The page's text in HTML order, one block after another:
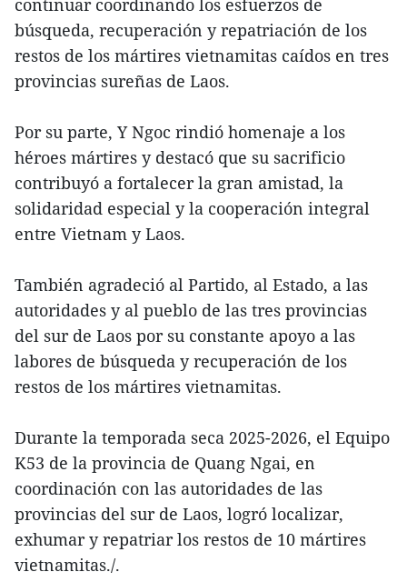
continuar coordinando los esfuerzos de
búsqueda, recuperación y repatriación de los
restos de los mártires vietnamitas caídos en tres
provincias sureñas de Laos.
Por su parte, Y Ngoc rindió homenaje a los
héroes mártires y destacó que su sacrificio
contribuyó a fortalecer la gran amistad, la
solidaridad especial y la cooperación integral
entre Vietnam y Laos.
También agradeció al Partido, al Estado, a las
autoridades y al pueblo de las tres provincias
del sur de Laos por su constante apoyo a las
labores de búsqueda y recuperación de los
restos de los mártires vietnamitas.
Durante la temporada seca 2025-2026, el Equipo
K53 de la provincia de Quang Ngai, en
coordinación con las autoridades de las
provincias del sur de Laos, logró localizar,
exhumar y repatriar los restos de 10 mártires
vietnamitas./.